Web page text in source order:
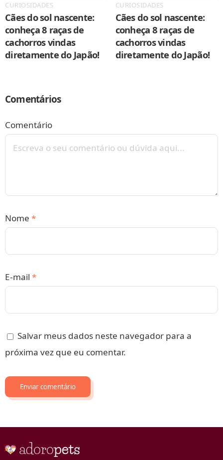
CURIOSIDADES
Cães do sol nascente:
conheça 8 raças de
cachorros vindas
diretamente do Japão!
CURIOSIDADES
Cães do sol nascente:
conheça 8 raças de
cachorros vindas
diretamente do Japão!
Comentários
Comentário
Nome *
E-mail *
Salvar meus dados neste navegador para a
próxima vez que eu comentar.